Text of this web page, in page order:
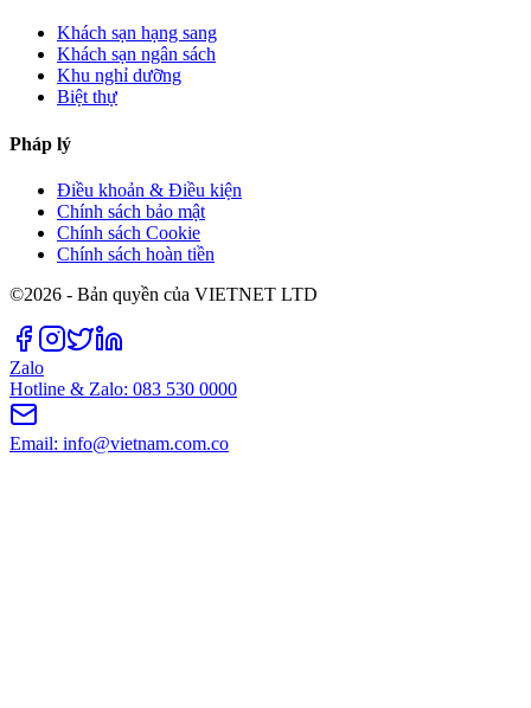
Khách sạn hạng sang
Khách sạn ngân sách
Khu nghỉ dưỡng
Biệt thự
Pháp lý
Điều khoản & Điều kiện
Chính sách bảo mật
Chính sách Cookie
Chính sách hoàn tiền
©2026 - Bản quyền của VIETNET LTD
Zalo
Hotline & Zalo: 083 530 0000
Email: info@vietnam.com.co